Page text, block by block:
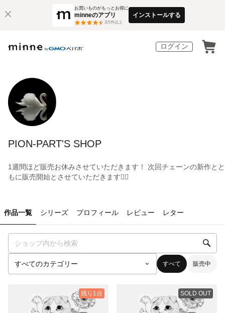
お買いものがもっとお得に
minneのアプリ
3万件以上
インストールする
ログイン
PION-PART'S SHOP
1週間ほど販売お休みさせていただきます！ 次回チェーンの新作とと
もに販売開始とさせていただきます🙇‍♀️
作品一覧 シリーズ プロフィール レビュー レター
すべて 販売中
残り1点 SOLD OUT